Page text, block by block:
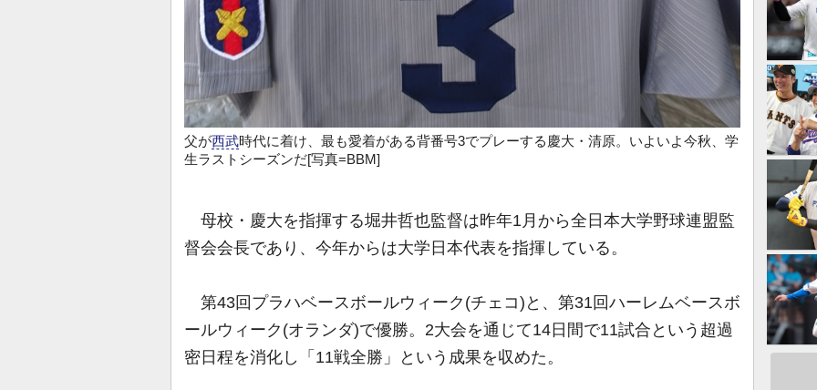
父が西武時代に着け、最も愛着がある背番号3でプレーする慶大・清原。いよいよ今秋、学
生ラストシーズンだ[写真=BBM]
母校・慶大を指揮する堀井哲也監督は昨年1月から全日本大学野球連盟監
督会会長であり、今年からは大学日本代表を指揮している。
第43回プラハベースボールウィーク(チェコ)と、第31回ハーレムベースボ
ールウィーク(オランダ)で優勝。2大会を通じて14日間で11試合という超過
密日程を消化し「11戦全勝」という成果を収めた。